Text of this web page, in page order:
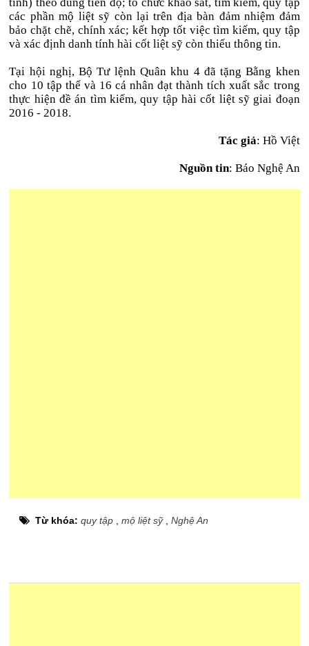
các phần mộ liệt sỹ còn lại trên địa bàn đảm nhiệm đảm
bảo chặt chẽ, chính xác; kết hợp tốt việc tìm kiếm, quy tập
và xác định danh tính hài cốt liệt sỹ còn thiếu thông tin.
Tại hội nghị, Bộ Tư lệnh Quân khu 4 đã tặng Bằng khen
cho 10 tập thể và 16 cá nhân đạt thành tích xuất sắc trong
thực hiện đề án tìm kiếm, quy tập hài cốt liệt sỹ giai đoạn
2016 - 2018.
Tác giả: Hồ Việt
Nguồn tin: Báo Nghệ An
Từ khóa:quy tập ,mộ liệt sỹ,Nghệ An